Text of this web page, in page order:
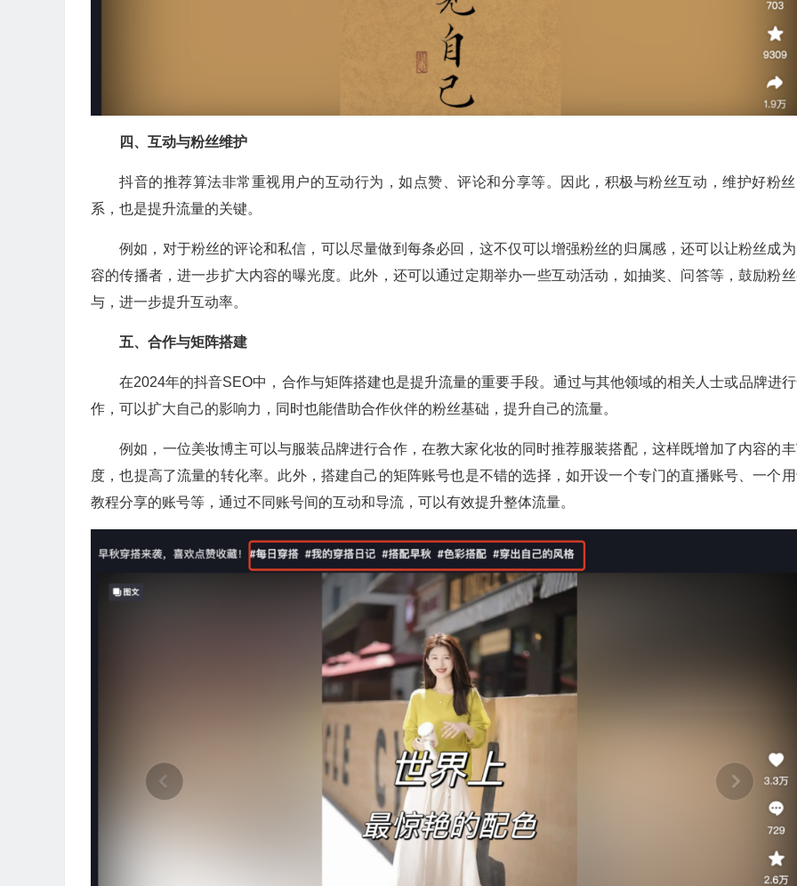
四、互动与粉丝维护
抖音的推荐算法非常重视用户的互动行为，如点赞、评论和分享等。因此，积极与粉丝互动，维护好粉
系，也是提升流量的关键。
例如，对于粉丝的评论和私信，可以尽量做到每条必回，这不仅可以增强粉丝的归属感，还可以让粉丝成
容的传播者，进一步扩大内容的曝光度。此外，还可以通过定期举办一些互动活动，如抽奖、问答等，鼓励粉
与，进一步提升互动率。
五、合作与矩阵搭建
在2024年的抖音SEO中，合作与矩阵搭建也是提升流量的重要手段。通过与其他领域的相关人士或品牌进
作，可以扩大自己的影响力，同时也能借助合作伙伴的粉丝基础，提升自己的流量。
例如，一位美妆博主可以与服装品牌进行合作，在教大家化妆的同时推荐服装搭配，这样既增加了内容的
度，也提高了流量的转化率。此外，搭建自己的矩阵账号也是不错的选择，如开设一个专门的直播账号、一个
教程分享的账号等，通过不同账号间的互动和导流，可以有效提升整体流量。